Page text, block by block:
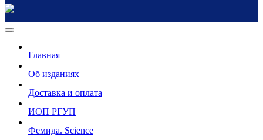
Главная
Об изданиях
Доставка и оплата
ИОП РГУП
Фемида. Science